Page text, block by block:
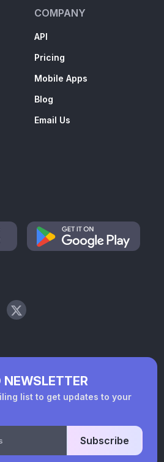
COMPANY
API
Pricing
Mobile Apps
Blog
Email Us
NEWSLETTER
list to get updates to your
Subscribe